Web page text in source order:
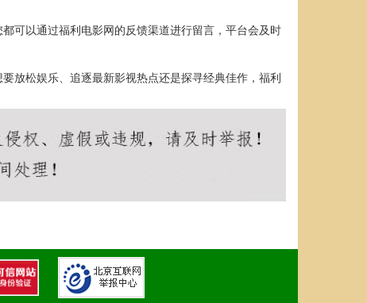
可以通过福利电影网的反馈渠道进行留言，平台会及时
放松娱乐、追逐最新影视热点还是探寻经典佳作，福利